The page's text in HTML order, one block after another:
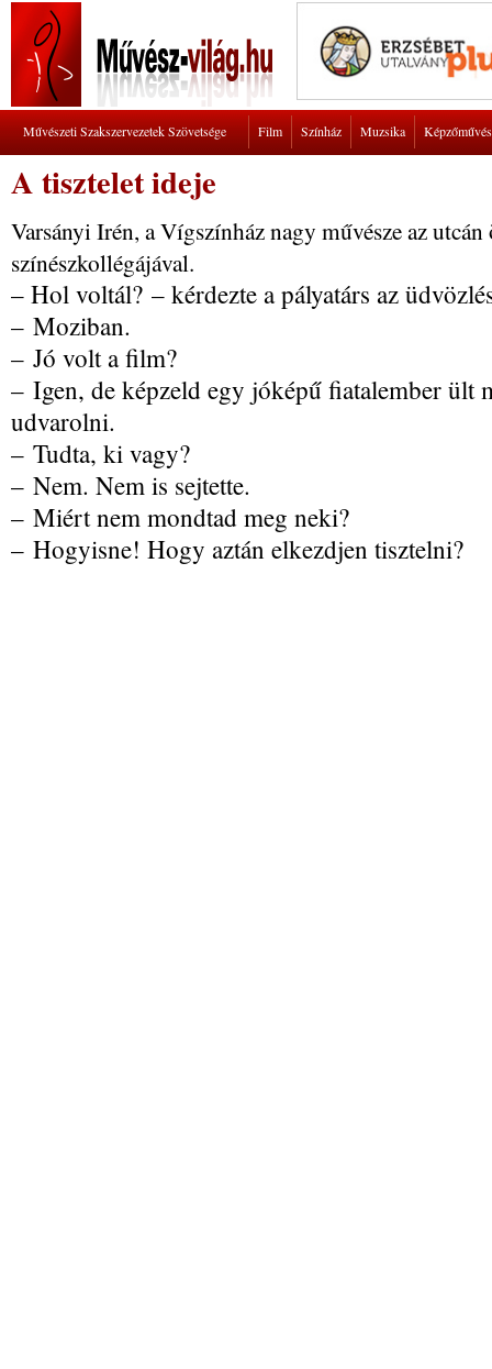
Művészeti Szakszervezetek Szövetsége Film Színház Muzsika
A tisztelet ideje
Varsányi Irén, a Vígszínház nagy művésze az
színészkollégájával.
– Hol voltál? – kérdezte a pályatárs az
– Moziban.
– Jó volt a film?
– Igen, de képzeld egy jóképű fiatalember ült
udvarolni.
– Tudta, ki vagy?
– Nem. Nem is sejtette.
– Miért nem mondtad meg neki?
– Hogyisne! Hogy aztán elkezdjen tisztelni?